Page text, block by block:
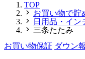
TOP
お買い物で貯
日用品・イン
三条たたみ
お買い物保証 ダウン